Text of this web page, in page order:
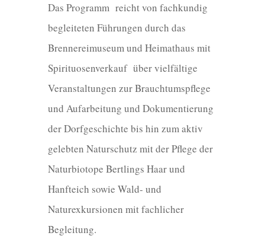
Das Programm reicht von fachkundig
begleiteten Führungen durch das
Brennereimuseum und Heimathaus mit
Spirituosenverkauf über vielfältige
Veranstaltungen zur Brauchtumspflege
und Aufarbeitung und Dokumentierung
der Dorfgeschichte bis hin zum aktiv
gelebten Naturschutz mit der Pflege der
Naturbiotope Bertlings Haar und
Hanfteich sowie Wald- und
Naturexkursionen mit fachlicher
Begleitung.